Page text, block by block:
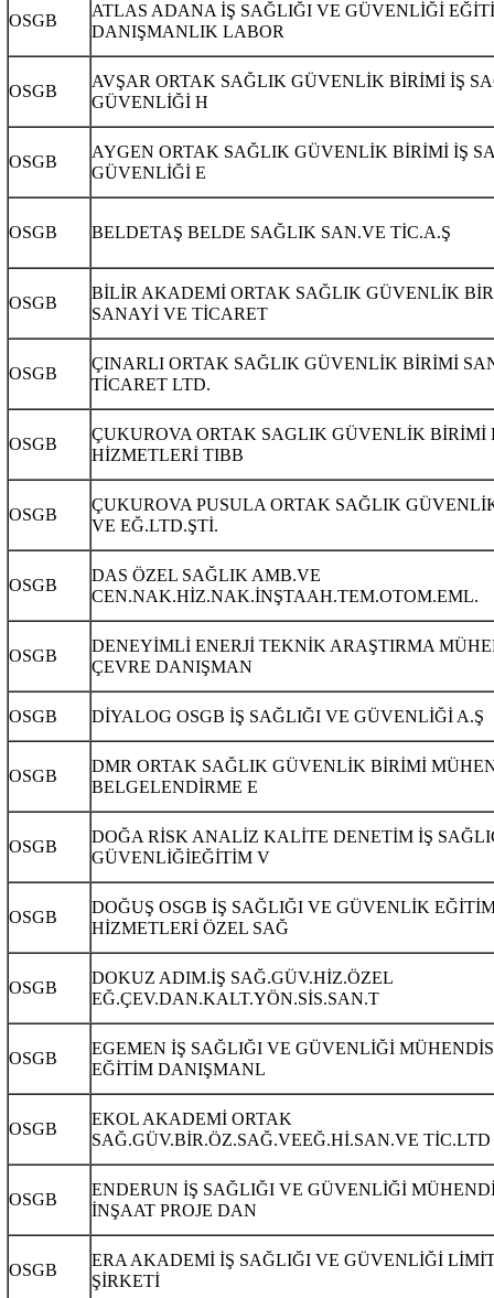
OSGB
ATLAS ADANA İŞ SAĞLIĞI VE GÜVENLİĞİ
DANIŞMANLIK LABOR
OSGB
AVŞAR ORTAK SAĞLIK GÜVENLİK BİRİMİ İŞ
GÜVENLİĞİ H
OSGB
AYGEN ORTAK SAĞLIK GÜVENLİK BİRİMİ İŞ
GÜVENLİĞİ E
OSGB BELDETAŞ BELDE SAĞLIK SAN.VE TİC.A.Ş
OSGB
BİLİR AKADEMİ ORTAK SAĞLIK GÜVENLİK
SANAYİ VE TİCARET
OSGB
ÇINARLI ORTAK SAĞLIK GÜVENLİK BİRİMİ
TİCARET LTD.
OSGB
ÇUKUROVA ORTAK SAGLIK GÜVENLİK BİRİMİ
HİZMETLERİ TIBB
OSGB
ÇUKUROVA PUSULA ORTAK SAĞLIK
VE EĞ.LTD.ŞTİ.
OSGB
DAS ÖZEL SAĞLIK AMB.VE
CEN.NAK.HİZ.NAK.İNŞTAAH.TEM.OTOM.EML.
OSGB
DENEYİMLİ ENERJİ TEKNİK ARAŞTIRMA
ÇEVRE DANIŞMAN
OSGB DİYALOG OSGB İŞ SAĞLIĞI VE GÜVENLİĞİ A.Ş
OSGB
DMR ORTAK SAĞLIK GÜVENLİK BİRİMİ
BELGELENDİRME E
OSGB
DOĞA RİSK ANALİZ KALİTE DENETİM İŞ
GÜVENLİĞİEĞİTİM V
OSGB
DOĞUŞ OSGB İŞ SAĞLIĞI VE GÜVENLİK
HİZMETLERİ ÖZEL SAĞ
OSGB
DOKUZ ADIM.İŞ SAĞ.GÜV.HİZ.ÖZEL
EĞ.ÇEV.DAN.KALT.YÖN.SİS.SAN.T
OSGB
EGEMEN İŞ SAĞLIĞI VE GÜVENLİĞİ
EĞİTİM DANIŞMANL
OSGB
EKOL AKADEMİ ORTAK
SAĞ.GÜV.BİR.ÖZ.SAĞ.VEEĞ.Hİ.SAN.VE TİC.LTD
OSGB
ENDERUN İŞ SAĞLIĞI VE GÜVENLİĞİ
İNŞAAT PROJE DAN
OSGB
ERA AKADEMİ İŞ SAĞLIĞI VE GÜVENLİĞİ
ŞİRKETİ